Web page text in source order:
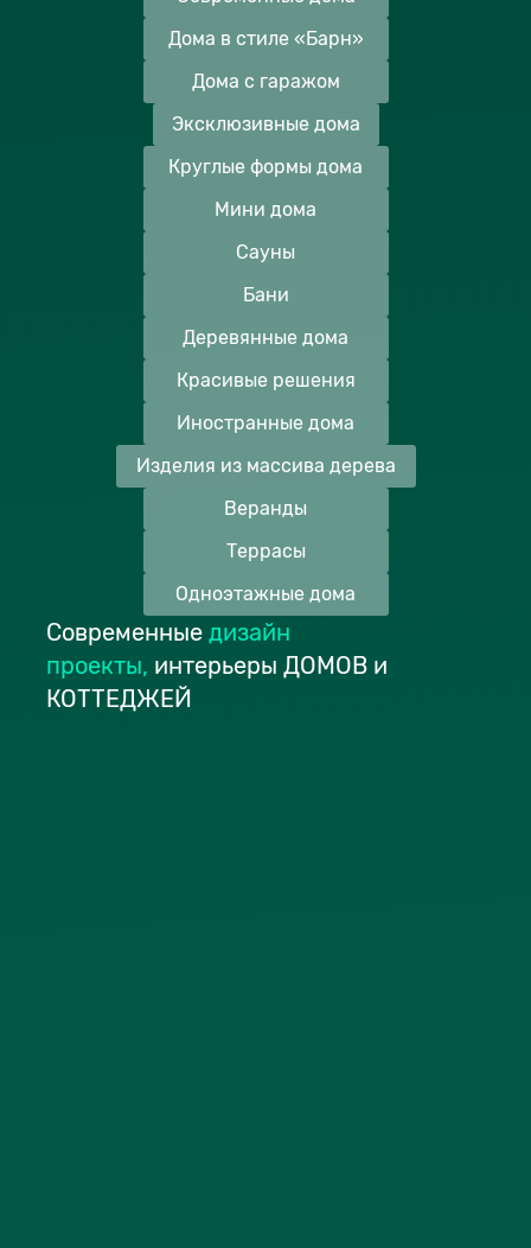
Дома в стиле «Барн»
Дома с гаражом
Эксклюзивные дома
Круглые формы дома
Мини дома
Сауны
Бани
Деревянные дома
Красивые решения
Иностранные дома
Изделия из массива дерева
Веранды
Террасы
Одноэтажные дома
Современные дизайн
проекты, интерьеры ДОМОВ и
КОТТЕДЖЕЙ